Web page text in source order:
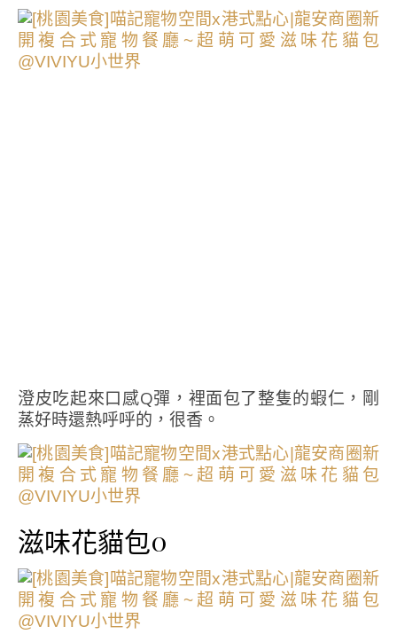
澄皮吃起來口感Q彈，裡面包了整隻的蝦仁，剛
蒸好時還熱呼呼的，很香。
滋味花貓包0